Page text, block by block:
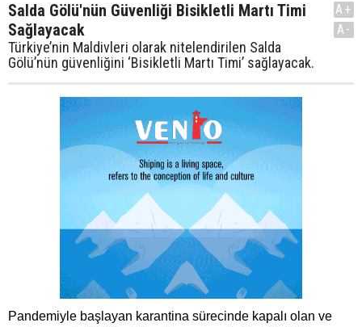
Salda Gölü'nün Güvenliği Bisikletli Martı Timi
Sağlayacak
Türkiye’nin Maldivleri olarak nitelendirilen Salda
Gölü’nün güvenliğini ‘Bisikletli Martı Timi’ sağlayacak.
A+
A-
Pandemiyle başlayan karantina sürecinde kapalı olan ve